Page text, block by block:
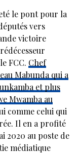
le pont pour la
vers
victoire
FCC. Chef
Mabunda qui a
et plus
Mwamba au
comme celui qui
Il en a profité
2020 au poste de
médiatique